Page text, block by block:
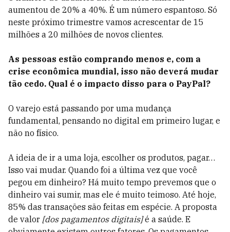
aumentou de 20% a 40%. É um número espantoso. Só
neste próximo trimestre vamos acrescentar de 15
milhões a 20 milhões de novos clientes.
As pessoas estão comprando menos e, com a
crise econômica mundial, isso não deverá mudar
tão cedo. Qual é o impacto disso para o PayPal?
O varejo está passando por uma mudança
fundamental, pensando no digital em primeiro lugar, e
não no físico.
A ideia de ir a uma loja, escolher os produtos, pagar…
Isso vai mudar. Quando foi a última vez que você
pegou em dinheiro? Há muito tempo prevemos que o
dinheiro vai sumir, mas ele é muito teimoso. Até hoje,
85% das transações são feitas em espécie. A proposta
de valor [dos pagamentos digitais]é a saúde. E